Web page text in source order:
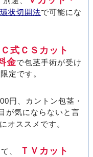
状切開法で可能にな
式ＣＳカット
金で包茎手術が受け
定です。
円、カントン包茎・
が気にならないと言
にオススメです。
、 ＴＶカット